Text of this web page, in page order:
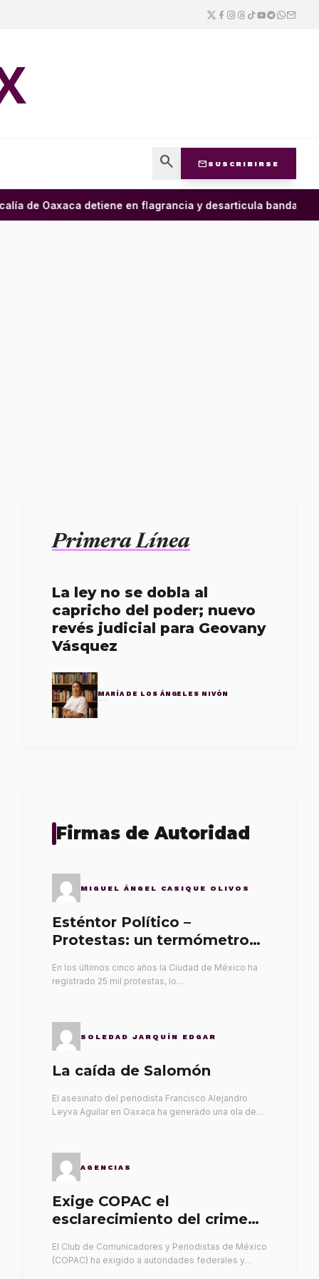
search mail SUSCRIBIRSE
de Oaxaca detiene en flagrancia y desarticula banda
Primera Línea
La ley no se dobla al
capricho del poder; nuevo
revés judicial para Geovany
Vásquez
MARÍA DE LOS ÁNGELES NIVÓN
Firmas de Autoridad
MIGUEL ÁNGEL CASIQUE OLIVOS
Esténtor Político –
Protestas: un termómetro
En los últimos cinco años la Ciudad de México ha
registrado 25 mil protestas, lo…
SOLEDAD JARQUÍN EDGAR
La caída de Salomón
El asesinato del periodista Francisco Alejandro
Leyva Aguilar en Oaxaca ha generado una ola de…
AGENCIAS
Exige COPAC el
esclarecimiento del crimen
El Club de Comunicadores y Periodistas de México
(COPAC) ha exigido a autoridades federales y…